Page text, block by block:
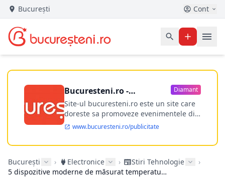
București Cont
Bucuresteni.ro -
publicitate online
Diamant
Site-ul bucuresteni.ro este un site care
doreste sa promoveze evenimentele din
Bucuresti si nu numai, sa puna la
dispozitia utilizatorului cea mai
performanta harta electronica a
ofere posibilitatea firmel...
www.bucuresteni.ro/publicitate
București › Electronice › Stiri Tehnologie
›
5 dispozitive moderne de măsurat temperatura corporală